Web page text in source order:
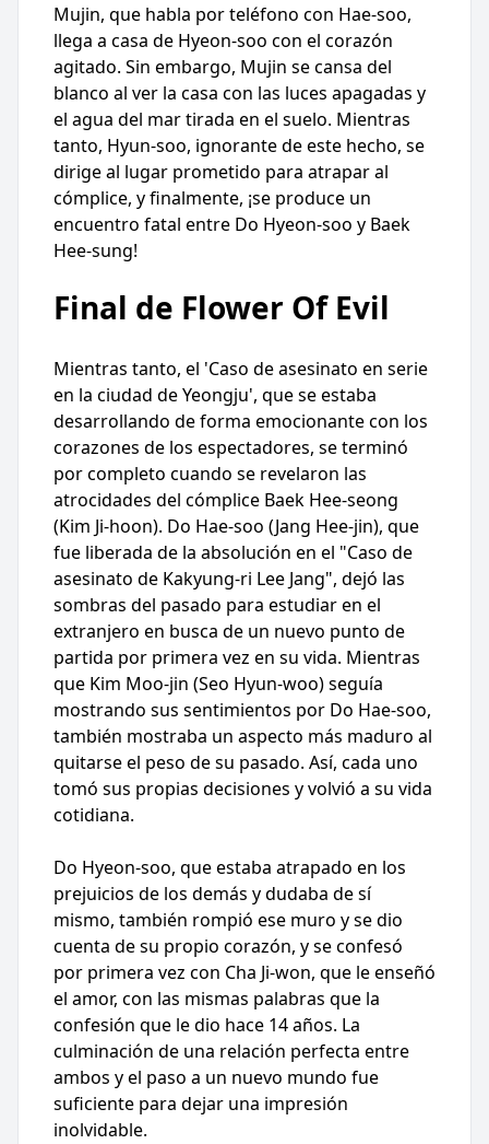
Mujin, que habla por teléfono con Hae-soo,
llega a casa de Hyeon-soo con el corazón
agitado. Sin embargo, Mujin se cansa del
blanco al ver la casa con las luces apagadas y
el agua del mar tirada en el suelo. Mientras
tanto, Hyun-soo, ignorante de este hecho, se
dirige al lugar prometido para atrapar al
cómplice, y finalmente, ¡se produce un
encuentro fatal entre Do Hyeon-soo y Baek
Hee-sung!
Final de Flower Of Evil
Mientras tanto, el 'Caso de asesinato en serie
en la ciudad de Yeongju', que se estaba
desarrollando de forma emocionante con los
corazones de los espectadores, se terminó
por completo cuando se revelaron las
atrocidades del cómplice Baek Hee-seong
(Kim Ji-hoon). Do Hae-soo (Jang Hee-jin), que
fue liberada de la absolución en el "Caso de
asesinato de Kakyung-ri Lee Jang", dejó las
sombras del pasado para estudiar en el
extranjero en busca de un nuevo punto de
partida por primera vez en su vida. Mientras
que Kim Moo-jin (Seo Hyun-woo) seguía
mostrando sus sentimientos por Do Hae-soo,
también mostraba un aspecto más maduro al
quitarse el peso de su pasado. Así, cada uno
tomó sus propias decisiones y volvió a su vida
cotidiana.
Do Hyeon-soo, que estaba atrapado en los
prejuicios de los demás y dudaba de sí
mismo, también rompió ese muro y se dio
cuenta de su propio corazón, y se confesó
por primera vez con Cha Ji-won, que le enseñó
el amor, con las mismas palabras que la
confesión que le dio hace 14 años. La
culminación de una relación perfecta entre
ambos y el paso a un nuevo mundo fue
suficiente para dejar una impresión
inolvidable.